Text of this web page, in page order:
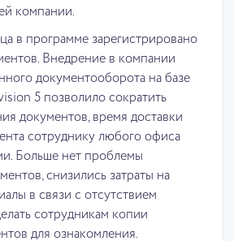
компании.
в программе зарегистрировано
Внедрение в компании
документооборота на базе
5 позволило сократить
документов, время доставки
сотруднику любого офиса
Больше нет проблемы
снизились затраты на
в связи с отсутствием
сотрудникам копии
для ознакомления.